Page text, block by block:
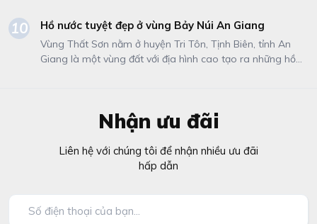
buốt. Chính vì thế mà bạn không thể bỏ lỡ những khoảnh
khắc giao mùa mát lạnh và cực kì lãng mạn này. Dưới đây
là gợi ý 6 địa điểm du lịch mùa đông giúp bạn bắt ngay
cái lạnh đầu mùa đẹp nhất Việt Nam.
10 Hồ nước tuyệt đẹp ở vùng Bảy Núi An Giang
Vùng Thất Sơn nằm ở huyện Tri Tôn, Tịnh Biên, tỉnh An
Giang là một vùng đất với địa hình cao tạo ra những hồ
tuyệt đẹp mà Ô Tô Trường Dũng sắp giới thiệu dưới đây.
Nhận ưu đãi
Liên hệ với chúng tôi để nhận nhiều ưu đãi
hấp dẫn